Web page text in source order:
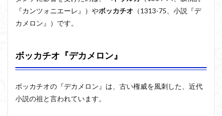
『カンツォニエーレ』）やボッカチオ （1313-75、小説『デ
カメロン』）です。
ボッカチオ『デカメロン』
ボッカチオの『デカメロン』は、古い権威を風刺した、近代
小説の祖と言われています。